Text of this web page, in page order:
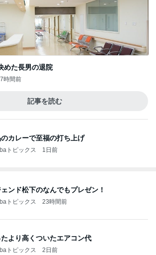
めた長男の退院
時間前
記事を読む
カレーで至福の打ち上げ
トピックス 1日前
ェンド松下のなんでもプレゼン！
トピックス 23時間前
より高くついたエアコン代
トピックス 2日前